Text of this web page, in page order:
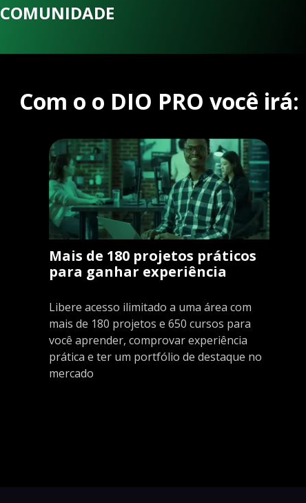
COMUNIDADE
Com o o DIO PRO você irá:
Mais de 180 projetos práticos
para ganhar experiência
Libere acesso ilimitado a uma área com
mais de 180 projetos e 650 cursos para
você aprender, comprovar experiência
prática e ter um portfólio de destaque no
mercado